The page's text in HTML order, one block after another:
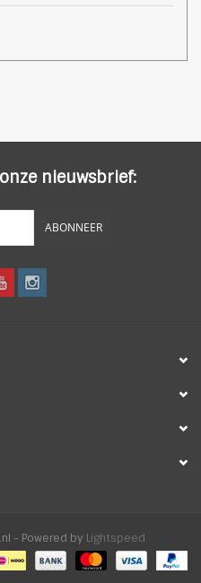
nieuwsbrief:
ABONNEER
- Powered by Lightspeed